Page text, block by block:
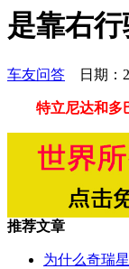
是靠右行
车友问答 日期：
特立尼达和多巴
推荐文章
为什么奇瑞